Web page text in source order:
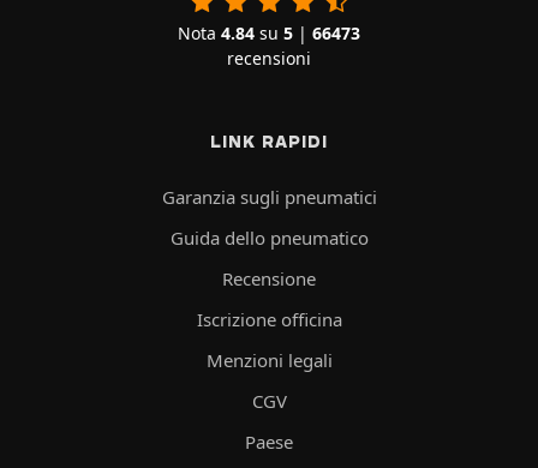
Nota 4.84 su 5 | 66473
recensioni
LINK RAPIDI
Garanzia sugli pneumatici
Guida dello pneumatico
Recensione
Iscrizione officina
Menzioni legali
CGV
Paese